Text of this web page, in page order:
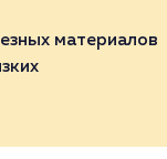
материалов